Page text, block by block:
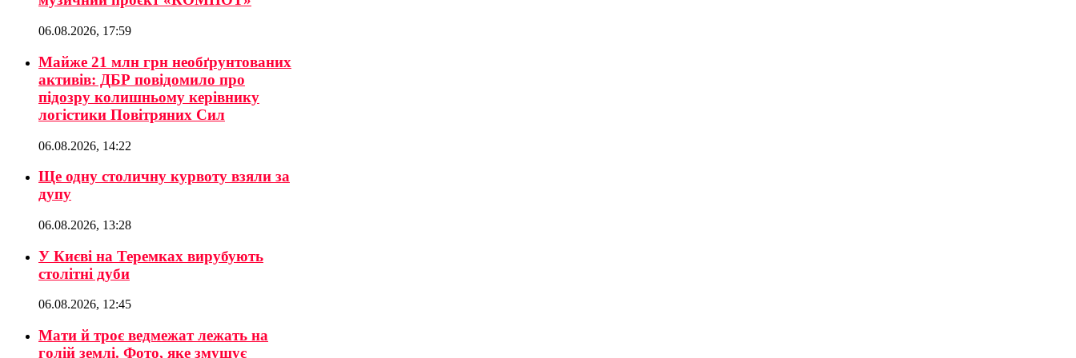
06.08.2026, 17:59
Майже 21 млн грн необґрунтованих
активів: ДБР повідомило про
підозру колишньому керівнику
логістики Повітряних Сил
06.08.2026, 14:22
Ще одну столичну курвоту взяли за
дупу
06.08.2026, 13:28
У Києві на Теремках вирубують
столітні дуби
06.08.2026, 12:45
Мати й троє ведмежат лежать на
голій землі. Фото, яке змушує